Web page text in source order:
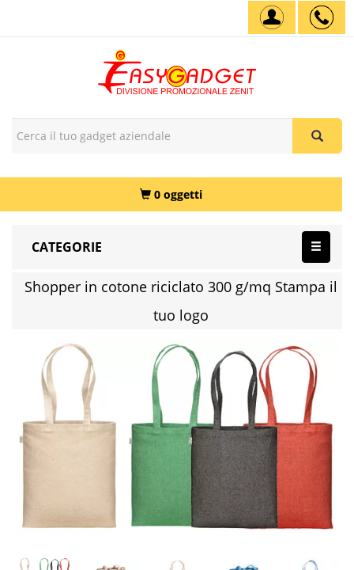
0 oggetti
CATEGORIE
Shopper in cotone riciclato 300 g/mq Stampa il
tuo logo